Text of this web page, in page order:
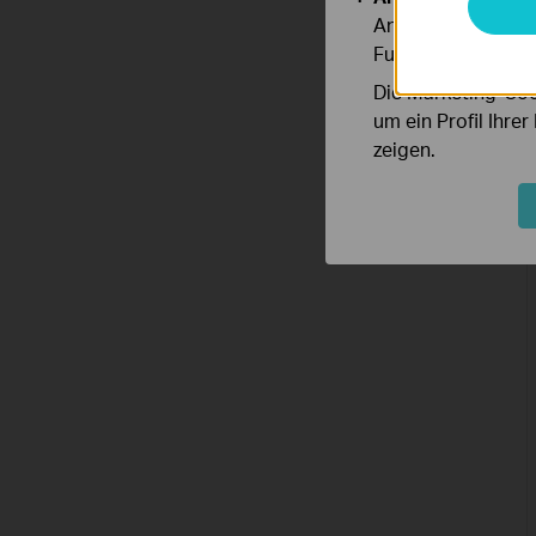
Analyse-Cookies
Funktionsweise
Die Marketing-
um ein Profil Ihrer
zeigen.